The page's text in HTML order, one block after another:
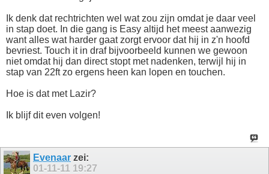
Ik denk dat rechtrichten wel wat zou zijn omdat je daar veel
in stap doet. In die gang is Easy altijd het meest aanwezig
want alles wat harder gaat zorgt ervoor dat hij in z'n hoofd
bevriest. Touch it in draf bijvoorbeeld kunnen we gewoon
niet omdat hij dan direct stopt met nadenken, terwijl hij in
stap van 22ft zo ergens heen kan lopen en touchen.
Hoe is dat met Lazir?
Ik blijf dit even volgen!
Evenaar zei:
01-11-11 19:27